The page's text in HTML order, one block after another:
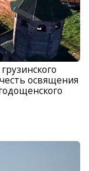
освящения